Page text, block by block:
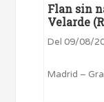
Flan sin
Velarde
Del 09/08/
Madrid –